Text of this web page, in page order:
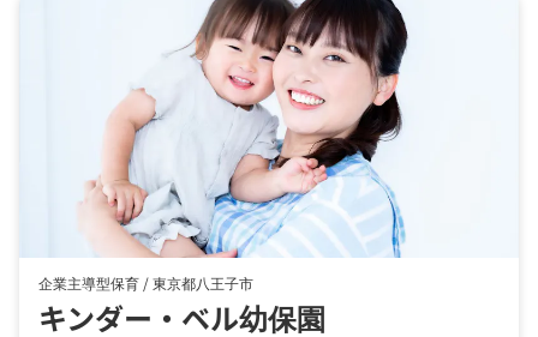
企業主導型保育 /東京都八王子市
キンダー・ベル幼保園